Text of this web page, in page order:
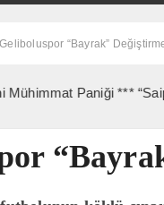
Geliboluspor “Bayrak”
Paniği *** “Saipem